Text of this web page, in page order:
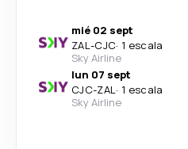
mié 02 sept
ZAL-CJC· 1 escala
Sky Airline
lun 07 sept
CJC-ZAL· 1 escala
Sky Airline